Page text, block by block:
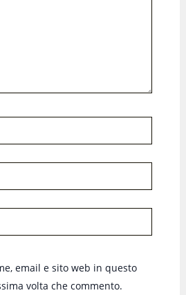
email e sito web in questo
volta che commento.